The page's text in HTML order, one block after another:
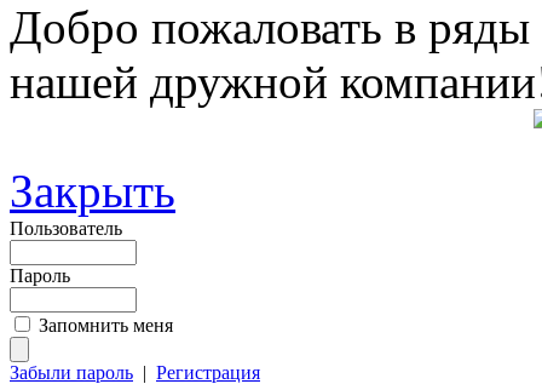
Добро пожаловать в ряды
нашей дружной
Закрыть
Пользователь
Пароль
Запомнить меня
Забыли пароль | Регистрация